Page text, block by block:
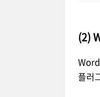
(2)
플러